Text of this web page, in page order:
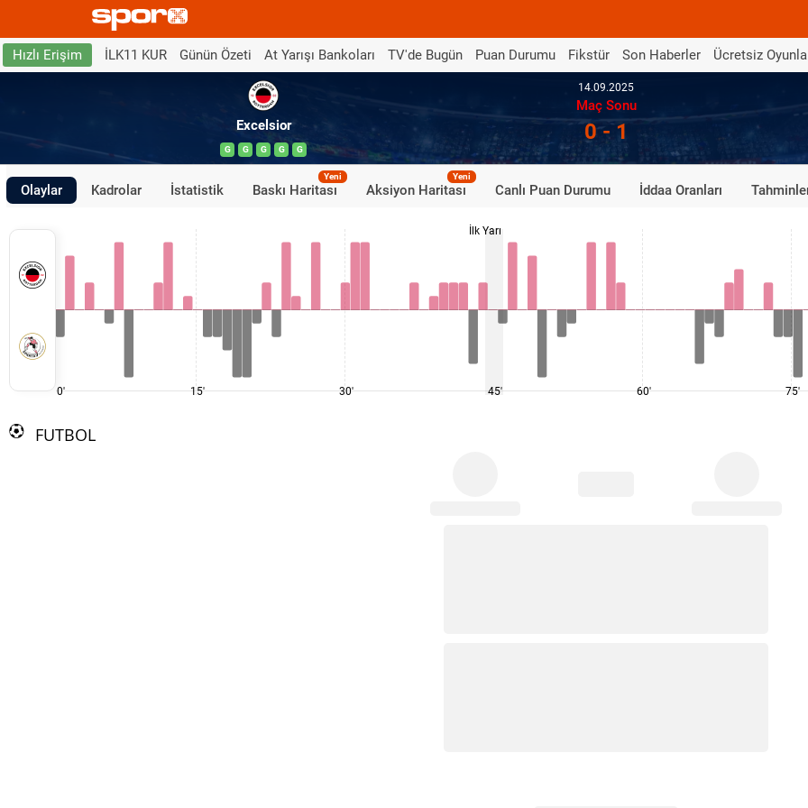
Hızlı Erişim İLK11 KUR Günün Özeti At Yarışı Bankoları TV'de Bugün Puan Durumu Fikstür Son Haberler Ücretsiz
Excelsior
G G G G G
14.09.2025
Maç Sonu
0 - 1
Olaylar Kadrolar İstatistik Baskı Haritası
Yeni
Aksiyon Haritası
Yeni
Canlı Puan Durumu İddaa Oranları
0' 15' 30'
İlk Yarı
45' 60' 75'
FUTBOL